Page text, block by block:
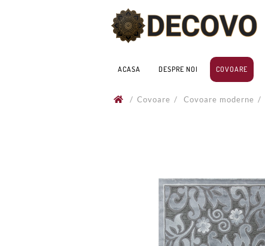
ACASA DESPRE NOI COVOARE
/ Covoare / Covoare moderne /